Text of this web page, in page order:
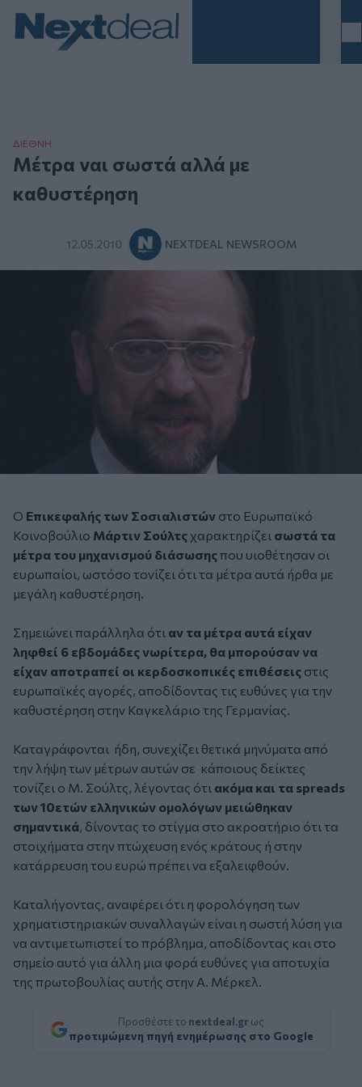
ΔΙΕΘΝΗ
Μέτρα ναι σωστά αλλά με
καθυστέρηση
12.05.2010 NEXTDEAL NEWSROOM
Ο Επικεφαλής των Σοσιαλιστών στο Ευρωπαϊκό
Κοινοβούλιο Μάρτιν Σούλτς χαρακτηρίζει σωστά τα
μέτρα του μηχανισμού διάσωσηςπου υιοθέτησαν οι
ευρωπαίοι, ωστόσο τονίζει ότι τα μέτρα αυτά ήρθα με
μεγάλη καθυστέρηση.
Σημειώνει παράλληλα ότι αν τα μέτρα αυτά είχαν
ληφθεί 6 εβδομάδες νωρίτερα, θα μπορούσαν να
είχαν αποτραπεί οι κερδοσκοπικές επιθέσεις στις
ευρωπαϊκές αγορές, αποδίδοντας τις ευθύνες για την
καθυστέρηση στην Καγκελάριο της Γερμανίας.
Καταγράφονται ήδη, συνεχίζει θετικά μηνύματα από
την λήψη των μέτρων αυτών σε κάποιους δείκτες
τονίζει ο Μ. Σούλτς, λέγοντας ότι ακόμα και τα spreads
των 10ετών ελληνικών ομολόγων μειώθηκαν
σημαντικά, δίνοντας το στίγμα στο ακροατήριο ότι τα
στοιχήματα στην πτώχευση ενός κράτους ή στην
κατάρρευση του ευρώ πρέπει να εξαλειφθούν.
Καταλήγοντας, αναφέρει ότι η φορολόγηση των
χρηματιστηριακών συναλλαγών είναι η σωστή λύση για
να αντιμετωπιστεί το πρόβλημα, αποδίδοντας και στο
σημείο αυτό για άλλη μια φορά ευθύνες για αποτυχία
της πρωτοβουλίας αυτής στην Α. Μέρκελ.
Προσθέστε το nextdeal.gr ως
προτιμώμενη πηγή ενημέρωσης στο Google